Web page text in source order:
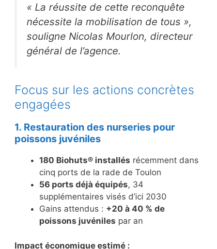
« La réussite de cette reconquête
nécessite la mobilisation de tous »,
souligne Nicolas Mourlon, directeur
général de l’agence.
Focus sur les actions concrètes
engagées
1. Restauration des nurseries pour
poissons juvéniles
180 Biohuts® installés récemment dans
cinq ports de la rade de Toulon
56 ports déjà équipés, 34
supplémentaires visés d’ici 2030
Gains attendus : +20 à 40 % de
poissons juvéniles par an
Impact économique estimé :